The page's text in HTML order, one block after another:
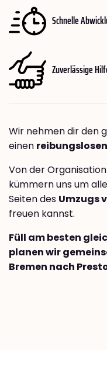
Schnelle
Zuverlässige
Wir nehmen dir den
einen
Von der
kümmern uns um
Seiten des Umzugs
freuen kannst.
Füll am besten
planen wir
Bremen nach